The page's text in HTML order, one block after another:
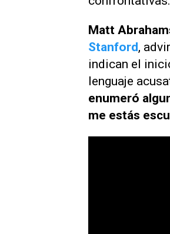
Matt
Stanford,
indican el
lenguaje
enumeró
me estás